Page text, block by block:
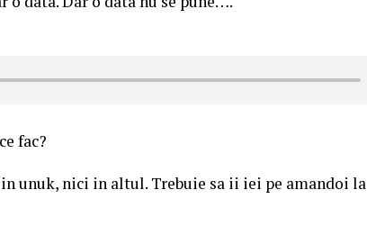
fac?
unuk, nici in altul. Trebuie sa ii iei pe amandoi la